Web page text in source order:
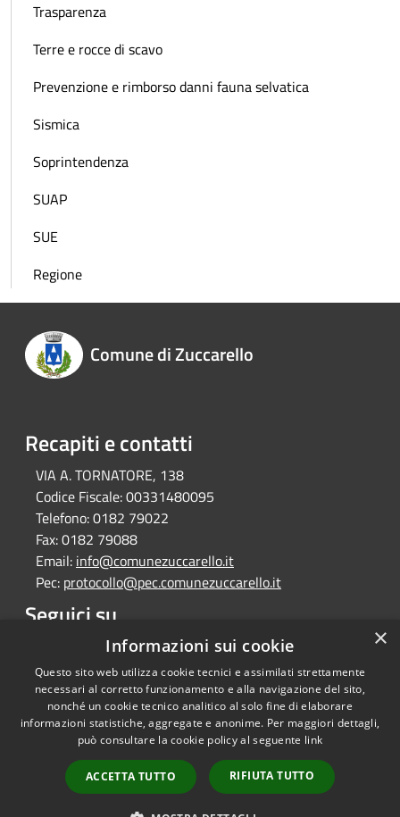
Trasparenza
Terre e rocce di scavo
Prevenzione e rimborso danni fauna selvatica
Sismica
Soprintendenza
SUAP
SUE
Regione
Comune di Zuccarello
Recapiti e contatti
VIA A. TORNATORE, 138
Codice Fiscale:00331480095
Telefono:0182 79022
Fax:0182 79088
Email: info@comunezuccarello.it
Pec: protocollo@pec.comunezuccarello.it
Seguici su
Facebook
RSS
Accessibilità
Copyright © 2026 • Comune di
Municipium•
Accesso
redazione
×
Informazioni sui cookie
Questo sito web utilizza cookie tecnici e assimilati strettamente
necessari al corretto funzionamento e alla navigazione del sito,
nonché un cookie tecnico analitico al solo fine di elaborare
informazioni statistiche, aggregate e anonime. Per maggiori dettagli,
può consultare la cookie policy al seguente link
ACCETTA TUTTO RIFIUTA TUTTO